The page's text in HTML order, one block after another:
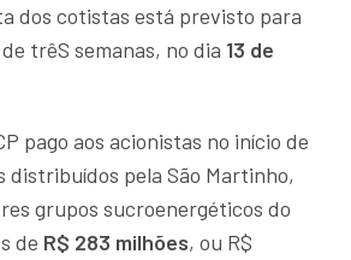
dos cotistas está previsto para
trêS semanas, no dia 13 de
pago aos acionistas no início de
distribuídos pela São Martinho,
grupos sucroenergéticos do
de R$ 283 milhões, ou R$